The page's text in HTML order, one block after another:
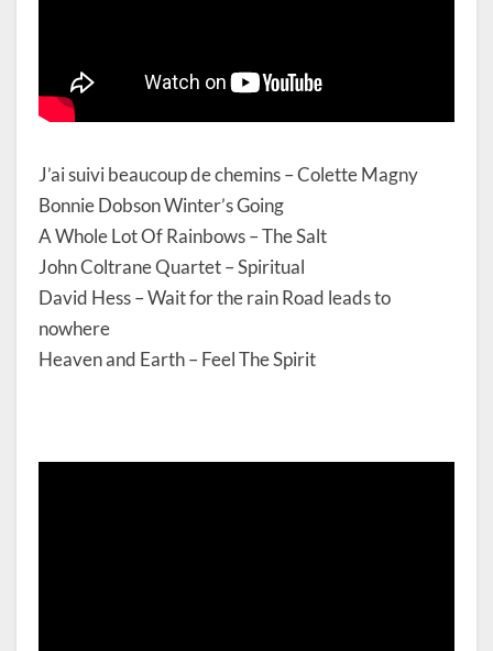
J’ai suivi beaucoup de chemins – Colette Magny
Bonnie Dobson Winter’s Going
A Whole Lot Of Rainbows – The Salt
John Coltrane Quartet – Spiritual
David Hess – Wait for the rain Road leads to
nowhere
Heaven and Earth – Feel The Spirit